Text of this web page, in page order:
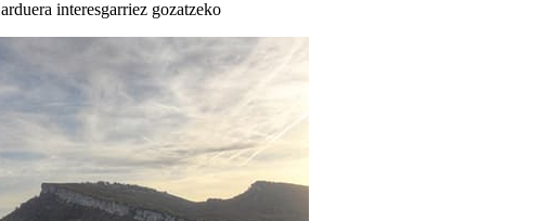
interesgarriez gozatzeko